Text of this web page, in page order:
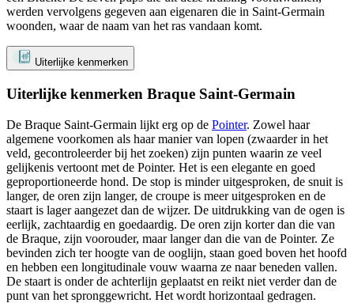
werden vervolgens gegeven aan eigenaren die in Saint-Germain
woonden, waar de naam van het ras vandaan komt.
Uiterlijke kenmerken
Uiterlijke kenmerken Braque Saint-Germain
De Braque Saint-Germain lijkt erg op de Pointer. Zowel haar
algemene voorkomen als haar manier van lopen (zwaarder in het
veld, gecontroleerder bij het zoeken) zijn punten waarin ze veel
gelijkenis vertoont met de Pointer. Het is een elegante en goed
geproportioneerde hond. De stop is minder uitgesproken, de snuit is
langer, de oren zijn langer, de croupe is meer uitgesproken en de
staart is lager aangezet dan de wijzer. De uitdrukking van de ogen is
eerlijk, zachtaardig en goedaardig. De oren zijn korter dan die van
de Braque, zijn voorouder, maar langer dan die van de Pointer. Ze
bevinden zich ter hoogte van de ooglijn, staan ​​goed boven het hoofd
en hebben een longitudinale vouw waarna ze naar beneden vallen.
De staart is onder de achterlijn geplaatst en reikt niet verder dan de
punt van het spronggewricht. Het wordt horizontaal gedragen.